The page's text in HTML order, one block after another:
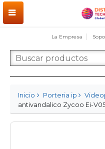
La Empresa
Inicio Porteria ip
antivandalico Zycoo Ei-